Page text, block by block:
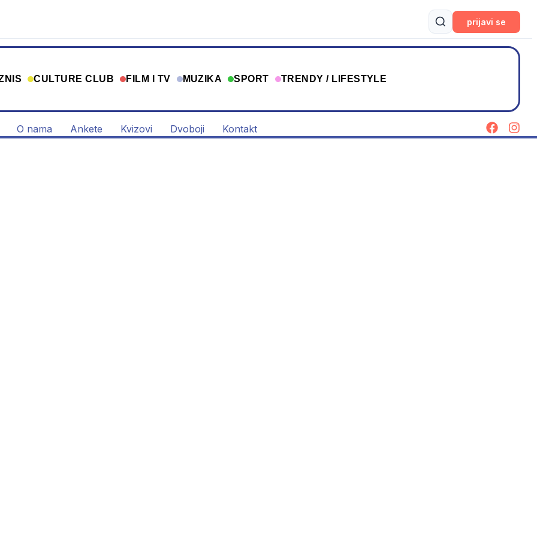
prijavi se
CULTURE CLUB FILM I TV MUZIKA SPORT TRENDY / LIFESTYLE
O nama Ankete Kvizovi Dvoboji Kontakt